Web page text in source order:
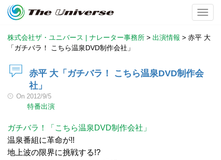
株式会社ザ・ユニバース | ナレーター事務所 > 出演情報 > 赤平 大
「ガチバラ！ こちら温泉DVD制作会社」
赤平 大「ガチバラ！ こちら温泉DVD制作会
社」
On 2012/9/5
特番出演
ガチバラ！「こちら温泉DVD制作会社」
温泉番組に革命が!!
地上波の限界に挑戦する!?